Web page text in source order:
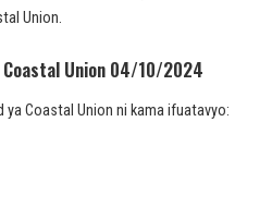
Union.
Coastal Union 04/10/2024
ya Coastal Union ni kama ifuatavyo: